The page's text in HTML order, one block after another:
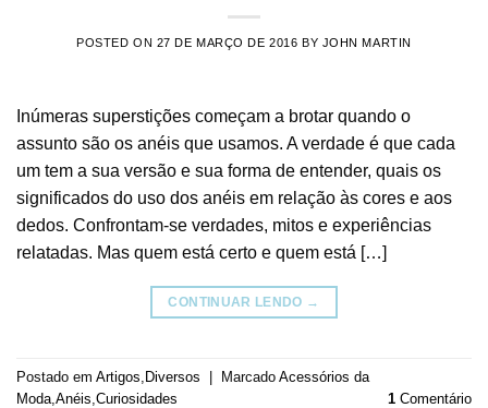
POSTED ON 27 DE MARÇO DE 2016 BY JOHN MARTIN
Inúmeras superstições começam a brotar quando o
assunto são os anéis que usamos. A verdade é que cada
um tem a sua versão e sua forma de entender, quais os
significados do uso dos anéis em relação às cores e aos
dedos. Confrontam-se verdades, mitos e experiências
relatadas. Mas quem está certo e quem está […]
CONTINUAR LENDO →
Postado em Artigos Diversos | Marcado Acessórios da
Moda Anéis Curiosidades 1 Comentário